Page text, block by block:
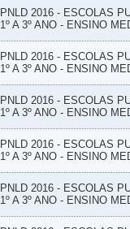
PNLD 2016 - ESCOLAS
1º A 3º ANO - ENSINO
PNLD 2016 - ESCOLAS
1º A 3º ANO - ENSINO
PNLD 2016 - ESCOLAS
1º A 3º ANO - ENSINO
PNLD 2016 - ESCOLAS
1º A 3º ANO - ENSINO
PNLD 2016 - ESCOLAS
1º A 3º ANO - ENSINO